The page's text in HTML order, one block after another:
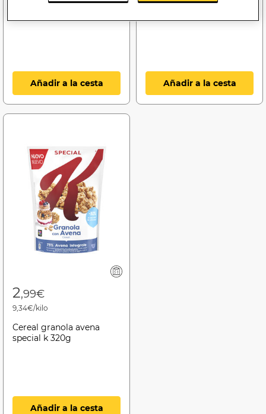
Cereales classic Special K
Añadir a la cesta
Cereales con chocolate
Añadir a la cesta
2,99€
9,34€/kilo
Cereal granola avena
special k 320g
Añadir a la cesta